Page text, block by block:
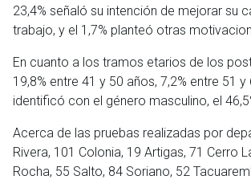
23,4% señaló su intención de mejorar su
trabajo, y el 1,7% planteó otras
En cuanto a los tramos etarios de los
19,8% entre 41 y 50 años, 7,2% entre 51
identificó con el género masculino, el
Acerca de las pruebas realizadas por
Rivera, 101 Colonia, 19 Artigas, 71 Cerro
Rocha, 55 Salto, 84 Soriano, 52